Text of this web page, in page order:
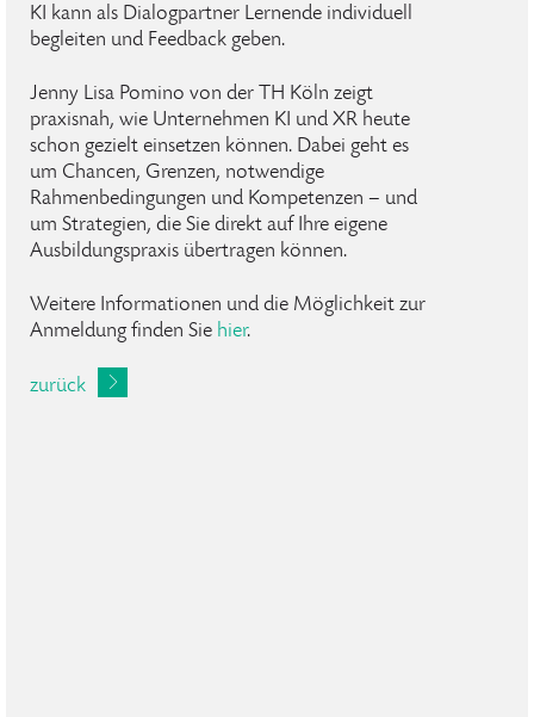
KI kann als Dialogpartner Lernende individuell
begleiten und Feedback geben.
Jenny Lisa Pomino von der TH Köln zeigt
praxisnah, wie Unternehmen KI und XR heute
schon gezielt einsetzen können. Dabei geht es
um Chancen, Grenzen, notwendige
Rahmenbedingungen und Kompetenzen – und
um Strategien, die Sie direkt auf Ihre eigene
Ausbildungspraxis übertragen können.
Weitere Informationen und die Möglichkeit zur
Anmeldung finden Sie hier.
zurück